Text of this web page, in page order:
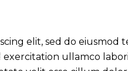
elit, sed do
ullamco